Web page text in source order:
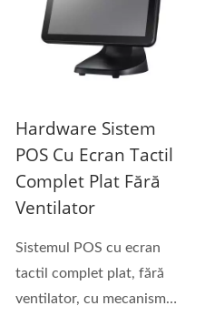
Hardware Sistem
POS Cu Ecran Tactil
Complet Plat Fără
Ventilator
Sistemul POS cu ecran
tactil complet plat, fără
ventilator, cu mecanism